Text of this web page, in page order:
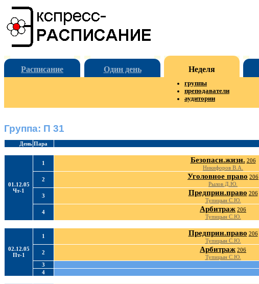
Расписание Один день Неделя
группы
преподаватели
аудитории
Группа: П 31
День Пара
01.12.05
Чт-1
1 Безопасн.жизн. 206
Никифоров В.А.
2
Уголовное право 206
Рылов Д.Ю.
3
Предприн.право 206
Тупицын С.Ю.
4
Арбитраж 206
Тупицын С.Ю.
02.12.05
Пт-1
1 Предприн.право 206
Тупицын С.Ю.
2
Арбитраж 206
Тупицын С.Ю.
3
4